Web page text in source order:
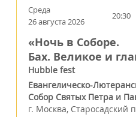
Среда
26 августа 2026
20:30
«Ночь в Соборе.
Бах. Великое и
Hubble fest
Евангелическо-
Собор Святых Петра и
г. Москва, Старосадский